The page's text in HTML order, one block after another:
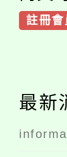
註冊會
最新